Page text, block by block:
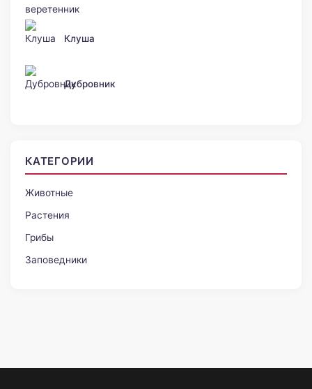
Клуша
Дубровник
КАТЕГОРИИ
Животные
Растения
Грибы
Заповедники